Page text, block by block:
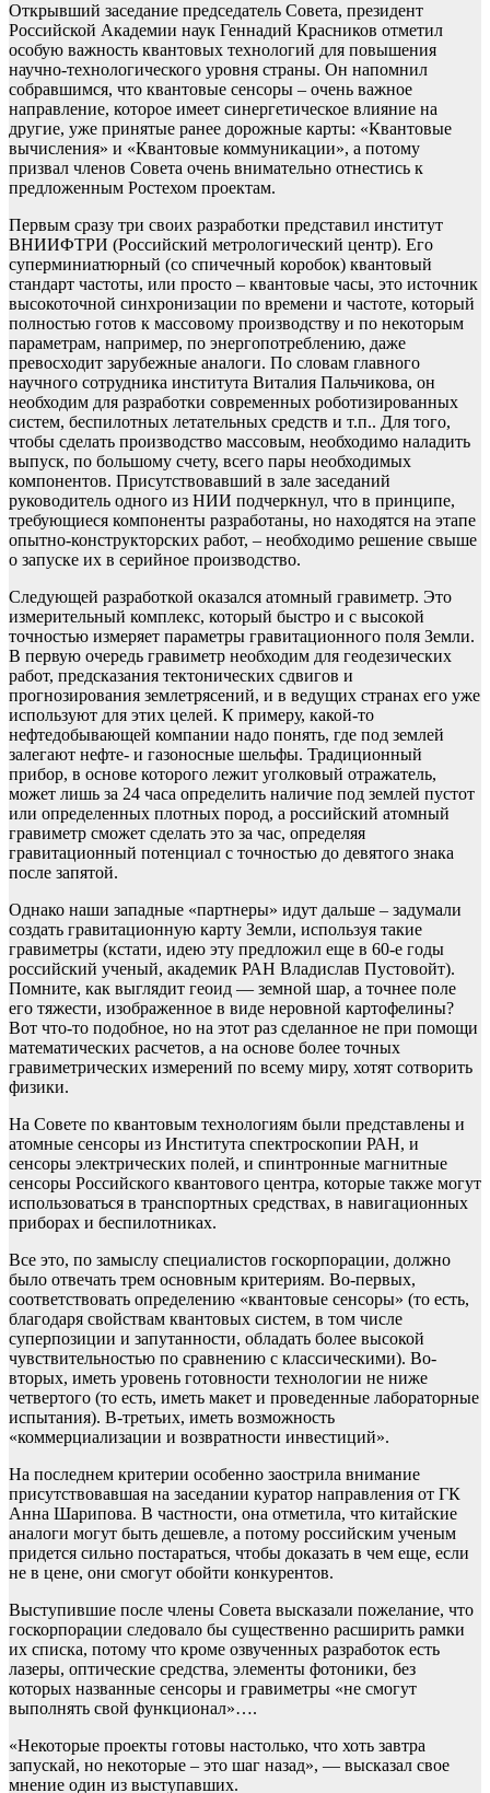
Открывший заседание председатель Совета, президент
Российской Академии наук Геннадий Красников отметил
особую важность квантовых технологий для повышения
научно-технологического уровня страны. Он напомнил
собравшимся, что квантовые сенсоры – очень важное
направление, которое имеет синергетическое влияние на
другие, уже принятые ранее дорожные карты: «Квантовые
вычисления» и «Квантовые коммуникации», а потому
призвал членов Совета очень внимательно отнестись к
предложенным Ростехом проектам.
Первым сразу три своих разработки представил институт
ВНИИФТРИ (Российский метрологический центр). Его
суперминиатюрный (со спичечный коробок) квантовый
стандарт частоты, или просто – квантовые часы, это источник
высокоточной синхронизации по времени и частоте, который
полностью готов к массовому производству и по некоторым
параметрам, например, по энергопотреблению, даже
превосходит зарубежные аналоги. По словам главного
научного сотрудника института Виталия Пальчикова, он
необходим для разработки современных роботизированных
систем, беспилотных летательных средств и т.п.. Для того,
чтобы сделать производство массовым, необходимо наладить
выпуск, по большому счету, всего пары необходимых
компонентов. Присутствовавший в зале заседаний
руководитель одного из НИИ подчеркнул, что в принципе,
требующиеся компоненты разработаны, но находятся на этапе
опытно-конструкторских работ, – необходимо решение свыше
о запуске их в серийное производство.
Следующей разработкой оказался атомный гравиметр. Это
измерительный комплекс, который быстро и с высокой
точностью измеряет параметры гравитационного поля Земли.
В первую очередь гравиметр необходим для геодезических
работ, предсказания тектонических сдвигов и
прогнозирования землетрясений, и в ведущих странах его уже
используют для этих целей. К примеру, какой-то
нефтедобывающей компании надо понять, где под землей
залегают нефте- и газоносные шельфы. Традиционный
прибор, в основе которого лежит уголковый отражатель,
может лишь за 24 часа определить наличие под землей пустот
или определенных плотных пород, а российский атомный
гравиметр сможет сделать это за час, определяя
гравитационный потенциал с точностью до девятого знака
после запятой.
Однако наши западные «партнеры» идут дальше – задумали
создать гравитационную карту Земли, используя такие
гравиметры (кстати, идею эту предложил еще в 60-е годы
российский ученый, академик РАН Владислав Пустовойт).
Помните, как выглядит геоид — земной шар, а точнее поле
его тяжести, изображенное в виде неровной картофелины?
Вот что-то подобное, но на этот раз сделанное не при помощи
математических расчетов, а на основе более точных
гравиметрических измерений по всему миру, хотят сотворить
физики.
На Совете по квантовым технологиям были представлены и
атомные сенсоры из Института спектроскопии РАН, и
сенсоры электрических полей, и спинтронные магнитные
сенсоры Российского квантового центра, которые также могут
использоваться в транспортных средствах, в навигационных
приборах и беспилотниках.
Все это, по замыслу специалистов госкорпорации, должно
было отвечать трем основным критериям. Во-первых,
соответствовать определению «квантовые сенсоры» (то есть,
благодаря свойствам квантовых систем, в том числе
суперпозиции и запутанности, обладать более высокой
чувствительностью по сравнению с классическими). Во-
вторых, иметь уровень готовности технологии не ниже
четвертого (то есть, иметь макет и проведенные лабораторные
испытания). В-третьих, иметь возможность
«коммерциализации и возвратности инвестиций».
На последнем критерии особенно заострила внимание
присутствовавшая на заседании куратор направления от ГК
Анна Шарипова. В частности, она отметила, что китайские
аналоги могут быть дешевле, а потому российским ученым
придется сильно постараться, чтобы доказать в чем еще, если
не в цене, они смогут обойти конкурентов.
Выступившие после члены Совета высказали пожелание, что
госкорпорации следовало бы существенно расширить рамки
их списка, потому что кроме озвученных разработок есть
лазеры, оптические средства, элементы фотоники, без
которых названные сенсоры и гравиметры «не смогут
выполнять свой функционал»….
«Некоторые проекты готовы настолько, что хоть завтра
запускай, но некоторые – это шаг назад», — высказал свое
мнение один из выступавших.